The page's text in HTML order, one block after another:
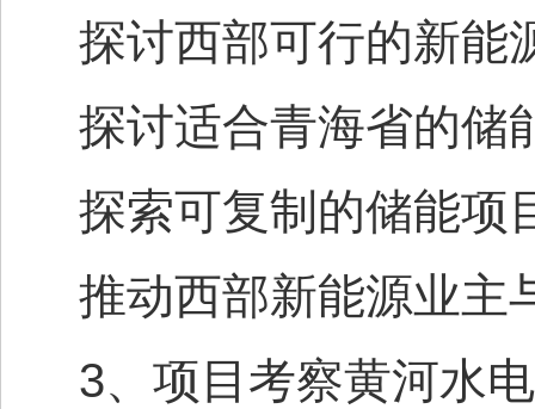
探讨西部可行的新能
探讨适合青海省的储
探索可复制的储能项
推动西部新能源业主
3、项目考察黄河水